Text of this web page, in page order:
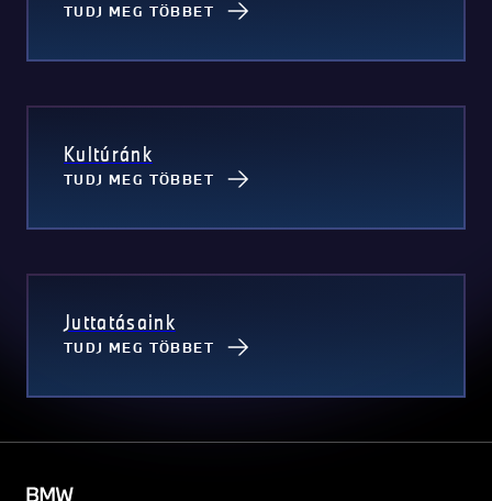
TUDJ MEG TÖBBET
Kultúránk
TUDJ MEG TÖBBET
Juttatásaink
TUDJ MEG TÖBBET